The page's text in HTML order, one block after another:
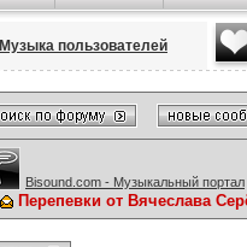
Музыка пользователей
Bisound.com - Музыкальный портал
Перепевки от Вячеслава